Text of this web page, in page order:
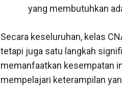
yang membutuhkan
Secara keseluruhan, kelas
tetapi juga satu langkah
memanfaatkan kesempatan
mempelajari keterampilan